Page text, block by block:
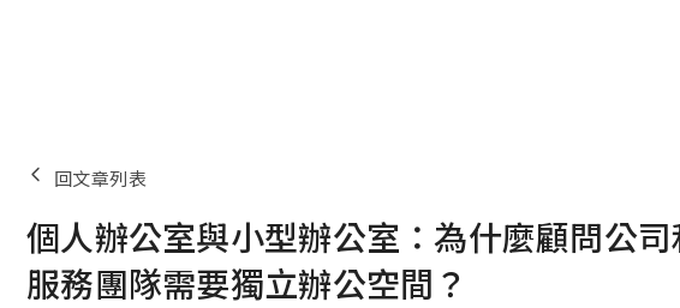
回文章列表
個人辦公室與小型辦公室：為什麼顧問公
服務團隊需要獨立辦公空間？